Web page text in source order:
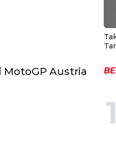
Austria
1